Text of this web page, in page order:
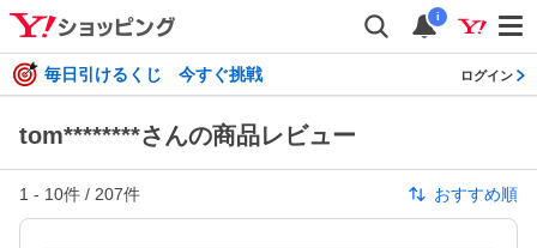
i
毎日引けるくじ 今すぐ挑戦 ログイン
tom********さんの商品レビュー
1 - 10件 / 207件 おすすめ順